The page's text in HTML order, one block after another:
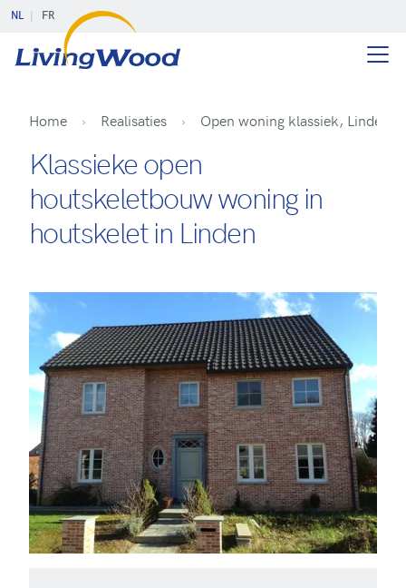
NL FR
Home Realisaties Open woning klassiek, Linden
Klassieke open
houtskeletbouw woning in
houtskelet in Linden